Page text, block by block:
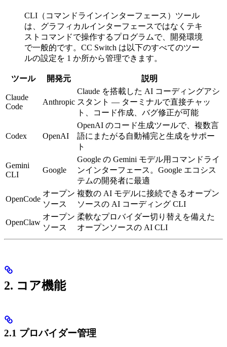
CLI（コマンドラインインターフェース）ツール
は、グラフィカルインターフェースではなくテキ
ストコマンドで操作するプログラムで、開発環境
で一般的です。CC Switch は以下のすべてのツー
ルの設定を 1 か所から管理できます。
ツール 開発元 説明
Claude
Code
Anthropic
Claude を搭載した AI コーディングアシ
スタント — ターミナルで直接チャッ
ト、コード作成、バグ修正が可能
Codex OpenAI
OpenAI のコード生成ツールで、複数言
語にまたがる自動補完と生成をサポー
ト
Gemini
CLI
Google
Google の Gemini モデル用コマンドライ
ンインターフェース。Google エコシス
テムの開発者に最適
OpenCode
オープン
ソース
複数の AI モデルに接続できるオープン
ソースの AI コーディング CLI
OpenClaw
オープン
ソース
柔軟なプロバイダー切り替えを備えた
オープンソースの AI CLI
2. コア機能
2.1 プロバイダー管理